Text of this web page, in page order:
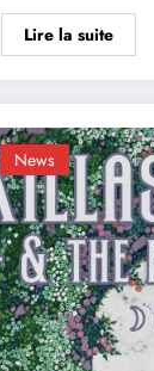
Lire la suite
News